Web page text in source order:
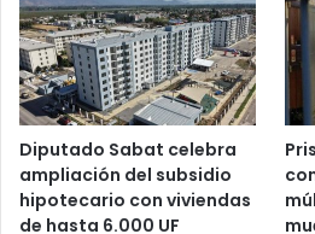
Diputado Sabat celebra
ampliación del subsidio
hipotecario con viviendas
de hasta 6.000 UF